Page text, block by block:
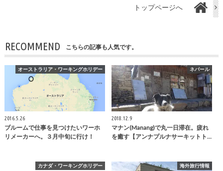
トップページへ
RECOMMEND こちらの記事も人気です。
オーストラリア・ワーキングホリデー
2016.5.26
ブルームで仕事を見つけたいワーホ
リメーカーへ。３月中旬に行け！
ネパール
2018.12.9
マナン(Manang)で丸一日滞在。疲れ
を癒す【アンナプルナサーキットト…
カナダ・ワーキングホリデー 海外旅行情報